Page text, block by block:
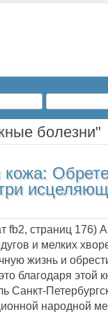
болезни"
кожа:
fb2, страниц 176)
и мелких
жизнь и
благодаря этой
Санкт-
народной